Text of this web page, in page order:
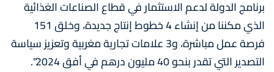
برنامج الدولة لدعم الاستثمار في قطاع الصناعات الغذائية
الذي مكننا من إنشاء 4 خطوط إنتاج جديدة، وخلق 151
فرصة عمل مباشرة، و3 علامات تجارية مغربية وتعزيز سياسة
التصدير التي تقدر بنحو 40 مليون درهم في أفق 2024".